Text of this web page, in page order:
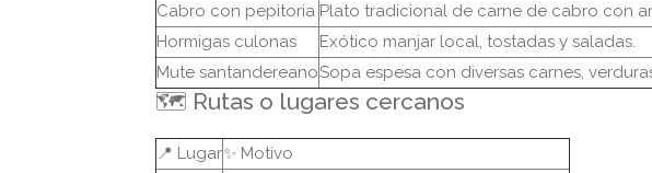
Cabro con pepitoria Plato tradicional de carne de cabro con
Hormigas culonas
Exótico manjar local, tostadas y saladas.
Mute santandereanoSopa espesa con diversas carnes,
🗺 Rutas o lugares cercanos
📍 Lugar✨ Motivo